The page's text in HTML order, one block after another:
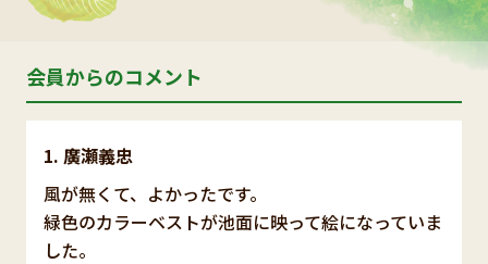
会員からのコメント
廣瀬義忠
風が無くて、よかったです。
緑色のカラーベストが池面に映って絵になっていま
した。